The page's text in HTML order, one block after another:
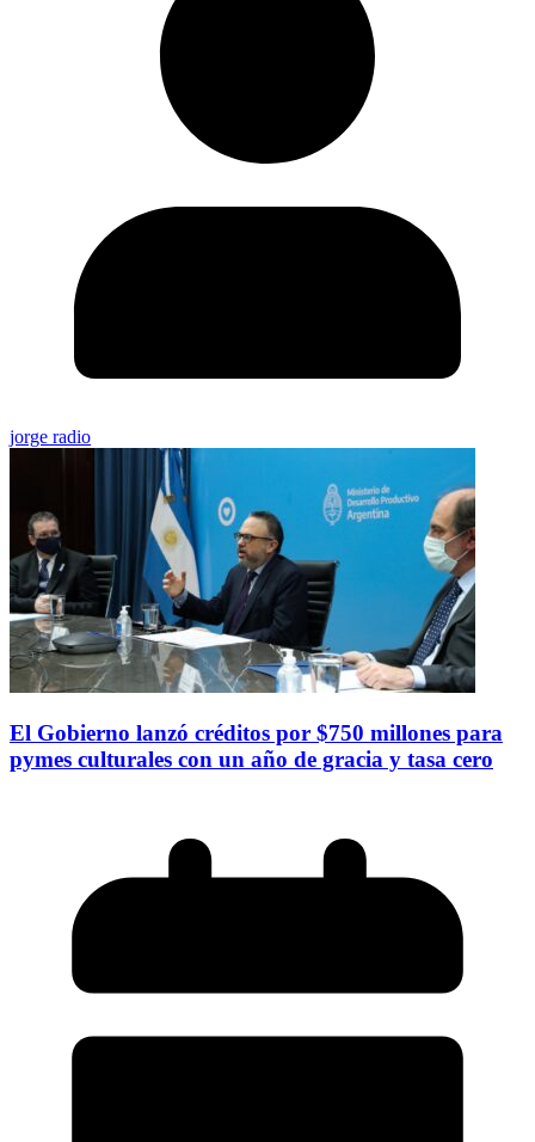
jorge radio
El Gobierno lanzó créditos por $750 millones para
pymes culturales con un año de gracia y tasa cero